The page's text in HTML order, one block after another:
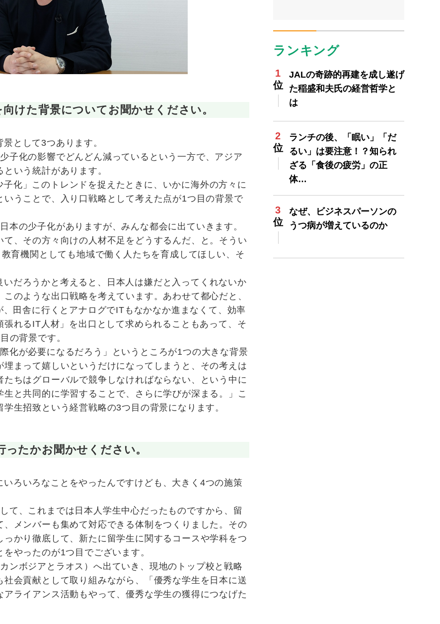
けた背景についてお聞かせください。
として3つあります。
子化の影響でどんどん減っているという一方で、アジア
いう統計があります。
子化」このトレンドを捉えたときに、いかに海外の方々に
うことで、入り口戦略として考えた点が1つ目の背景で
本の少子化がありますが、みんな都会に出ていきます。
、その方々向けの人材不足をどうするんだ、と。そうい
育機関としても地域で働く人たちを育成してほしい、そ
だろうかと考えると、日本人は嫌だと入ってくれないか
のような出口戦略を考えています。あわせて都心だと、
田舎に行くとアナログでITもなかなか進まなくて、効率
れるIT人材」を出口として求められることもあって、そ
の背景です。
化が必要になるだろう」というところが1つの大きな背景
まって嬉しいというだけになってしまうと、その考えは
ちはグローバルで競争しなければならない、という中に
と共同的に学習することで、さらに学びが深まる。」こ
生招致という経営戦略の3つ目の背景になります。
たかお聞かせください。
ろいろなことをやったんですけども、大きく4つの施策
て、これまでは日本人学生中心だったものですから、留
メンバーも集めて対応できる体制をつくりました。その
かり徹底して、新たに留学生に関するコースや学科をつ
やったのが1つ目でございます。
ンボジアとラオス）へ出ていき、現地のトップ校と戦略
会貢献として取り組みながら、「優秀な学生を日本に送
ライアンス活動もやって、優秀な学生の獲得につなげた
ランキング
JALの奇跡的再建を成し遂げ
た稲盛和夫氏の経営哲学と
は
ランチの後、「眠い」「だ
るい」は要注意！？知られ
ざる「食後の疲労」の正
体…
なぜ、ビジネスパーソンの
うつ病が増えているのか